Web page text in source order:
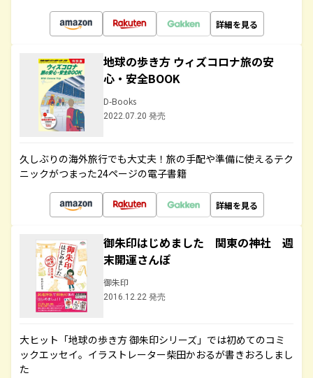
詳細を見る
地球の歩き方 ウィズコロナ旅の安
心・安全BOOK
D-Books
2022.07.20 発売
久しぶりの海外旅行でも大丈夫！旅の手配や準備に使えるテク
ニックがつまった24ページの電子書籍
詳細を見る
御朱印はじめました 関東の神社 週
末開運さんぽ
御朱印
2016.12.22 発売
大ヒット「地球の歩き方 御朱印シリーズ」では初めてのコミ
ックエッセイ。イラストレーター柴田かおるが書きおろしまし
た